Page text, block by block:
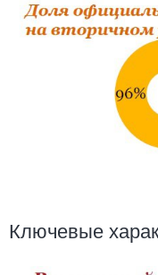
Ключевые